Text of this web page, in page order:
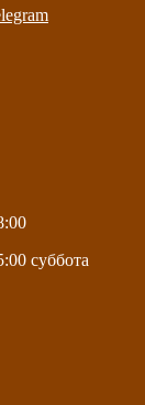
суббота